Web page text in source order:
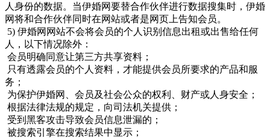
人身份的数据。当伊婚网要替合作伙伴进行数据搜集时，伊婚
网将和合作伙伴同时在网站或者是网页上告知会员。
5) 伊婚网网站不会将会员的个人识别信息出租或出售给任何
人，以下情况除外：
会员明确同意让第三方共享资料；
只有透露会员的个人资料，才能提供会员所要求的产品和服
务；
为保护伊婚网、会员及社会公众的权利、财产或人身安全；
根据法律法规的规定，向司法机关提供；
受到黑客攻击导致会员信息泄漏的；
被搜索引擎在搜索结果中显示；